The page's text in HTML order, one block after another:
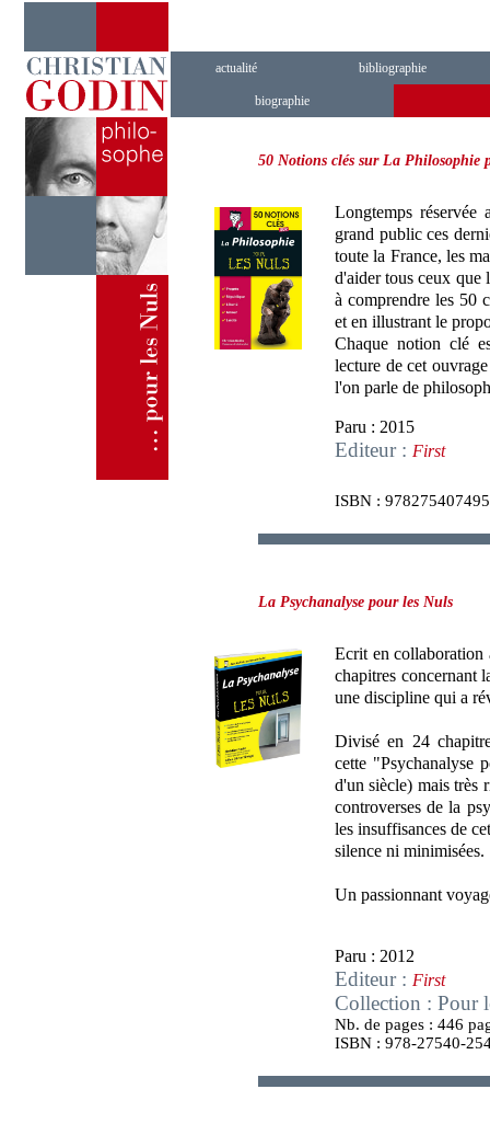
actualité bibliographie
biographie
50 Notions clés sur La Philosophie
Longtemps
grand public ces
toute la France, les
d'aider tous ceux que
à comprendre les 50
et en illustrant le
Chaque notion clé
lecture de cet
l'on parle de
Paru : 2015
Editeur : First
ISBN :
La Psychanalyse pour les Nuls
Ecrit en collaboration
chapitres concernant
une discipline qui a
Divisé en 24
cette "Psychanalyse
d'un siècle) mais très
controverses de la
les insuffisances de
silence ni minimisées.
Un passionnant
Paru : 2012
Editeur : First
Collection : Pour
Nb. de pages : 446
ISBN : 978-27540-